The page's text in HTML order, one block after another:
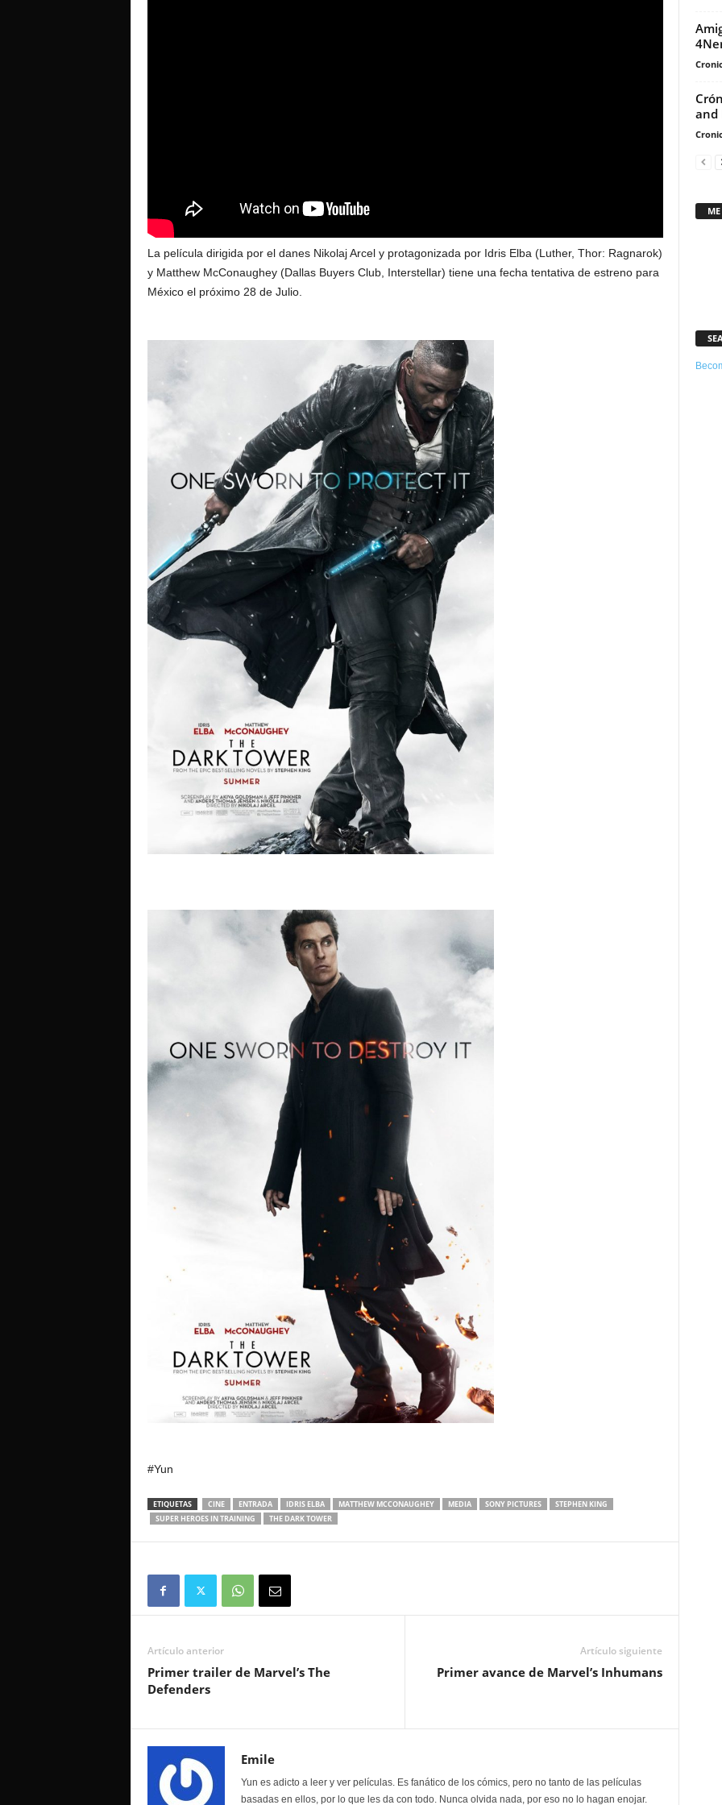
La película dirigida por el danes Nikolaj Arcel y protagonizada por Idris Elba (Luther, Thor: Ragnarok)
y Matthew McConaughey (Dallas Buyers Club, Interstellar) tiene una fecha tentativa de estreno para
México el próximo 28 de Julio.
#Yun
ETIQUETAS CINE ENTRADA IDRIS ELBA MATTHEW MCCONAUGHEY MEDIA SONY PICTURES
STEPHEN KING
SUPER HEROES IN TRAINING
THE DARK TOWER
Artículo anterior
Primer trailer de Marvel’s The
Defenders
Artículo siguiente
Primer avance de Marvel’s Inhumans
Emile
Yun es adicto a leer y ver películas. Es fanático de los cómics, pero no tanto de las películas
basadas en ellos, por lo que les da con todo. Nunca olvida nada, por eso no lo hagan enojar.
and